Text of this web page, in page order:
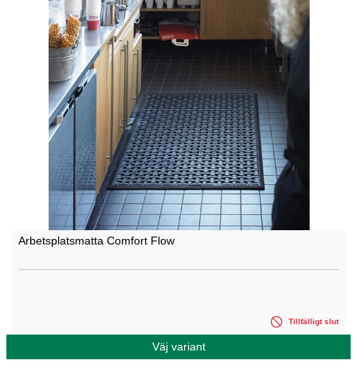
Arbetsplatsmatta Comfort Flow
Tillfälligt slut
Väj variant